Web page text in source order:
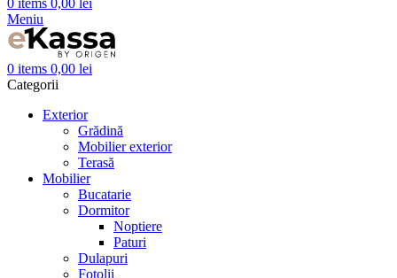
Meniu
0 items 0,00 lei
Categorii
Exterior
Grădină
Mobilier exterior
Terasă
Mobilier
Bucatarie
Dormitor
Noptiere
Paturi
Dulapuri
Fotolii